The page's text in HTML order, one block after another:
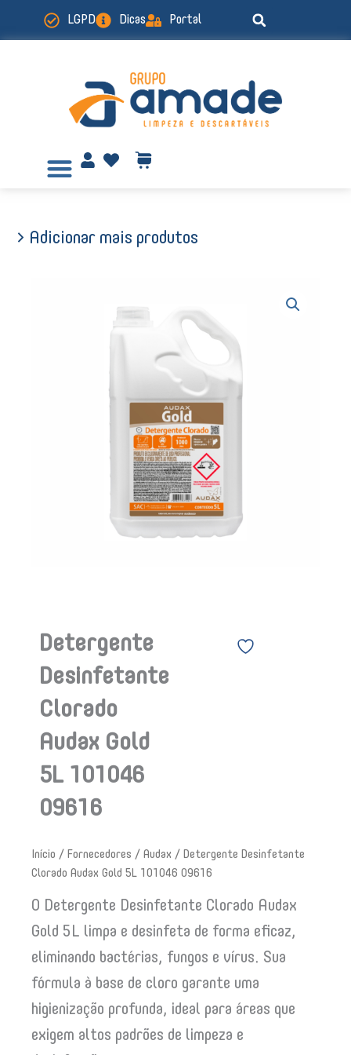
LGPD Dicas Portal
> Adicionar mais produtos
Detergente
Desinfetante
Clorado
Audax Gold
5L 101046
09616
Início / Fornecedores / Audax / Detergente Desinfetante
Clorado Audax Gold 5L 101046 09616
O Detergente Desinfetante Clorado Audax
Gold 5L limpa e desinfeta de forma eficaz,
eliminando bactérias, fungos e vírus. Sua
fórmula à base de cloro garante uma
higienização profunda, ideal para áreas que
exigem altos padrões de limpeza e